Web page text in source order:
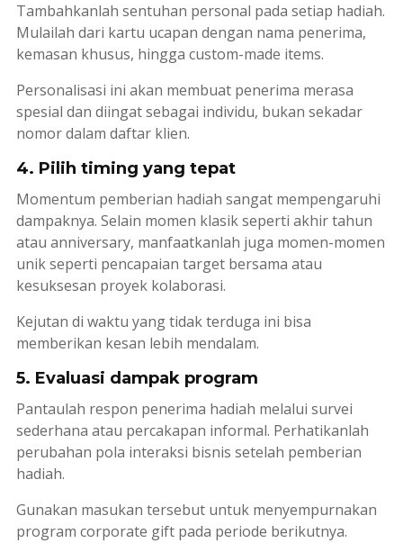
Tambahkanlah sentuhan personal pada setiap hadiah.
Mulailah dari kartu ucapan dengan nama penerima,
kemasan khusus, hingga custom-made items.
Personalisasi ini akan membuat penerima merasa
spesial dan diingat sebagai individu, bukan sekadar
nomor dalam daftar klien.
4. Pilih timing yang tepat
Momentum pemberian hadiah sangat mempengaruhi
dampaknya. Selain momen klasik seperti akhir tahun
atau anniversary, manfaatkanlah juga momen-momen
unik seperti pencapaian target bersama atau
kesuksesan proyek kolaborasi.
Kejutan di waktu yang tidak terduga ini bisa
memberikan kesan lebih mendalam.
5. Evaluasi dampak program
Pantaulah respon penerima hadiah melalui survei
sederhana atau percakapan informal. Perhatikanlah
perubahan pola interaksi bisnis setelah pemberian
hadiah.
Gunakan masukan tersebut untuk menyempurnakan
program corporate giftpada periode berikutnya.